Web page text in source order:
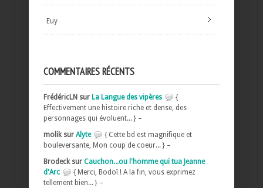
Euy
COMMENTAIRES RÉCENTS
FrédéricLN sur La Langue des vipères
{
Effectivement une histoire riche et dense, des
personnages qui évoluent... } –
molik sur Alyte
{ Cette bd est magnifique et
bouleversante, Mon coup de coeur... } –
Brodeck sur Cauchon...ou l'homme qui tua Jeanne
d'Arc
{ Merci, Bodoï ! A la fin, vous exprimez
tellement bien... } –